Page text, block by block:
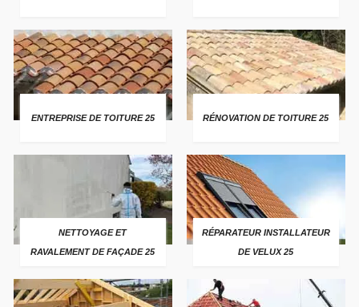
ENTREPRISE DE TOITURE 25 RÉNOVATION DE TOITURE 25
NETTOYAGE ET
RAVALEMENT DE FAÇADE 25
RÉPARATEUR INSTALLATEUR
DE VELUX 25